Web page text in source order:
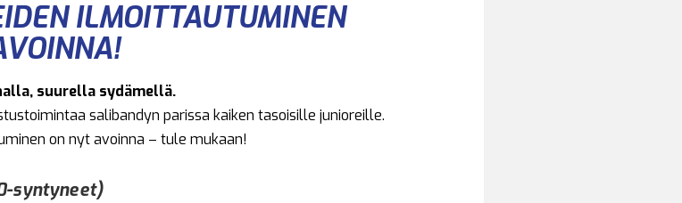
ILMOITTAUTUMINEN
suurella sydämellä.
salibandyn parissa kaiken tasoisille junioreille.
on nyt avoinna – tule mukaan!
syntyneet)